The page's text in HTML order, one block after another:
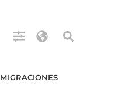
MIGRACIONES